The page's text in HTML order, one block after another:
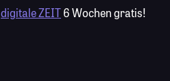
digitale ZEIT6 Wochen gratis!